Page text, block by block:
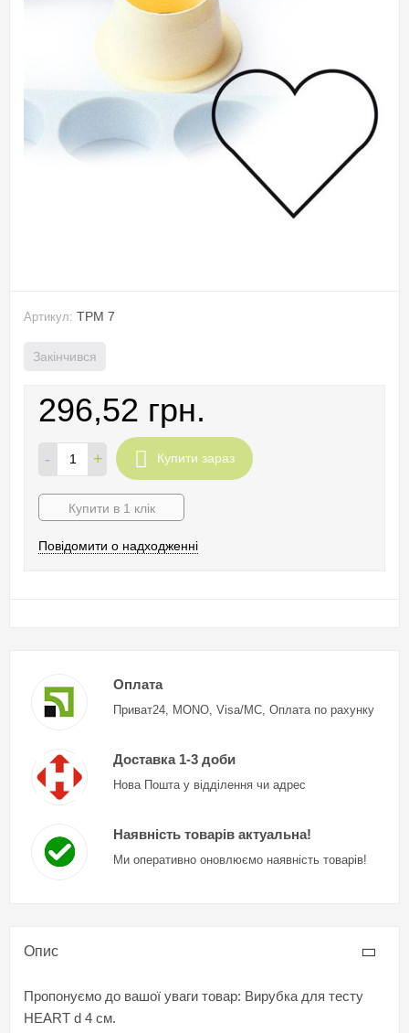
Артикул: TPM 7
Закінчився
296,52 грн.
- + Купити зараз
Купити в 1 клік
Повідомити о надходженні
Оплата
Приват24, MONO, Visa/MC, Оплата по рахунку
Доставка 1-3 доби
Нова Пошта у відділення чи адрес
Наявність товарів актуальна!
Ми оперативно оновлюємо наявність товарів!
Опис
Пропонуємо до вашої уваги товар: Вирубка для тесту
HEART d 4 см.